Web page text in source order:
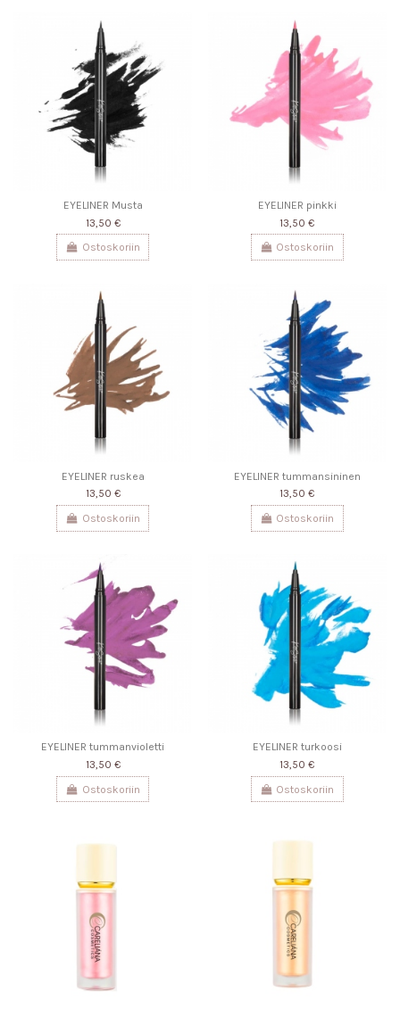
EYELINER Musta
13,50 €
Ostoskoriin
EYELINER pinkki
13,50 €
Ostoskoriin
EYELINER ruskea
13,50 €
Ostoskoriin
EYELINER tummansininen
13,50 €
Ostoskoriin
EYELINER tummanvioletti
13,50 €
Ostoskoriin
EYELINER turkoosi
13,50 €
Ostoskoriin